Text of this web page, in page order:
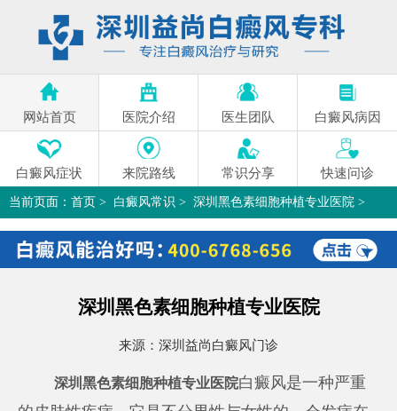
网站首页 医院介绍 医生团队 白癜风病因
白癜风症状 来院路线 常识分享 快速问诊
当前页面： 首页 > 白癜风常识 > 深圳黑色素细胞种植专业医院 >
深圳黑色素细胞种植专业医院
来源： 深圳益尚白癜风门诊
深圳黑色素细胞种植专业医院白癜风是一种严重